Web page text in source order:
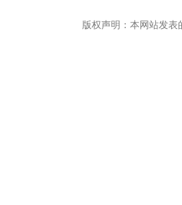
版权声明：本网站发